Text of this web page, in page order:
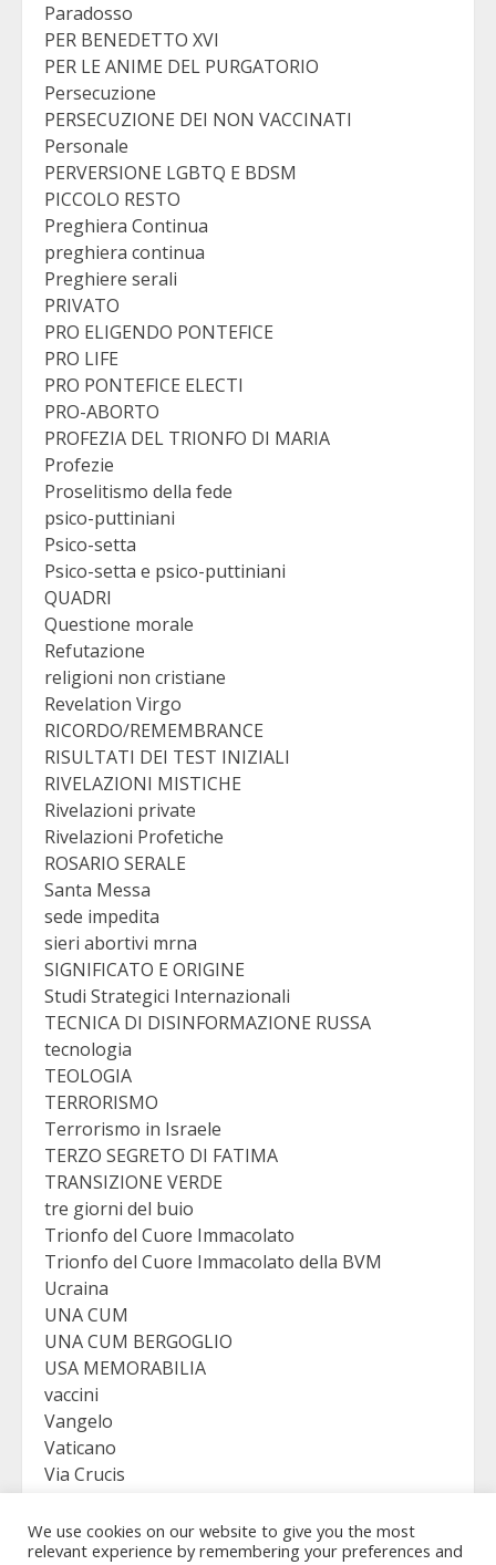
Paradosso
PER BENEDETTO XVI
PER LE ANIME DEL PURGATORIO
Persecuzione
PERSECUZIONE DEI NON VACCINATI
Personale
PERVERSIONE LGBTQ E BDSM
PICCOLO RESTO
Preghiera Continua
preghiera continua
Preghiere serali
PRIVATO
PRO ELIGENDO PONTEFICE
PRO LIFE
PRO PONTEFICE ELECTI
PRO-ABORTO
PROFEZIA DEL TRIONFO DI MARIA
Profezie
Proselitismo della fede
psico-puttiniani
Psico-setta
Psico-setta e psico-puttiniani
QUADRI
Questione morale
Refutazione
religioni non cristiane
Revelation Virgo
RICORDO/REMEMBRANCE
RISULTATI DEI TEST INIZIALI
RIVELAZIONI MISTICHE
Rivelazioni private
Rivelazioni Profetiche
ROSARIO SERALE
Santa Messa
sede impedita
sieri abortivi mrna
SIGNIFICATO E ORIGINE
Studi Strategici Internazionali
TECNICA DI DISINFORMAZIONE RUSSA
tecnologia
TEOLOGIA
TERRORISMO
Terrorismo in Israele
TERZO SEGRETO DI FATIMA
TRANSIZIONE VERDE
tre giorni del buio
Trionfo del Cuore Immacolato
Trionfo del Cuore Immacolato della BVM
Ucraina
UNA CUM
UNA CUM BERGOGLIO
USA MEMORABILIA
vaccini
Vangelo
Vaticano
Via Crucis
Viganò
We use cookies on our website to give you the most
relevant experience by remembering your preferences and